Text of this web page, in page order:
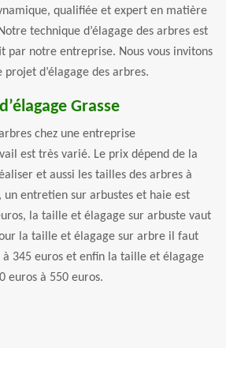
qualifiée et expert en matière
technique d’élagage des arbres est
par notre entreprise. Nous vous invitons
d’élagage des arbres.
Grasse
chez une entreprise
est très varié. Le prix dépend de la
et aussi les tailles des arbres à
entretien sur arbustes et haie est
la taille et élagage sur arbuste vaut
la taille et élagage sur arbre il faut
345 euros et enfin la taille et élagage
euros à 550 euros.